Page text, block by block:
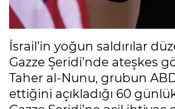
İsrail’in yoğun saldırılar
Gazze Şeridi’nde ateşkes
Taher al-Nunu, grubun
ettiğini açıkladığı 60